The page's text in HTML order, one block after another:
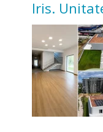
Iris.
pentru